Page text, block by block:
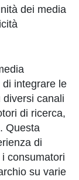
dei media
integrare le
diversi canali
di ricerca,
Questa
di
consumatori
su varie